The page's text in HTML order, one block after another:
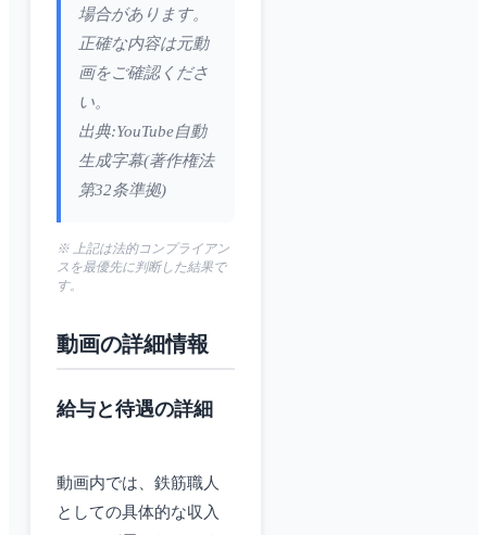
場合があります。
正確な内容は元動
画をご確認くださ
い。
出典:YouTube自動
生成字幕(著作権法
第32条準拠)
※ 上記は法的コンプライアン
スを最優先に判断した結果で
す。
動画の詳細情報
給与と待遇の詳細
動画内では、鉄筋職人
としての具体的な収入